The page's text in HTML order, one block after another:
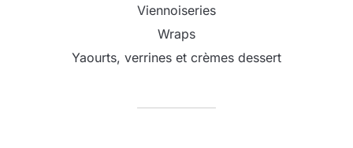
Viennoiseries
Wraps
Yaourts, verrines et crèmes dessert